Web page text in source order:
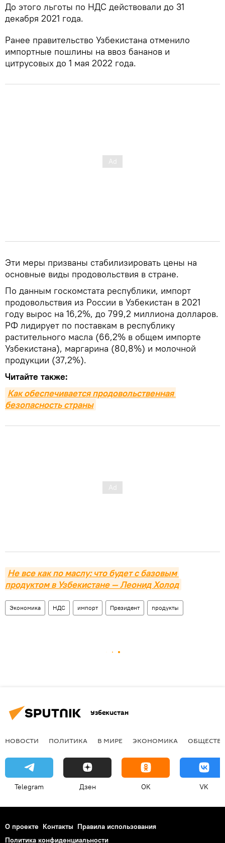
До этого льготы по НДС действовали до 31
декабря 2021 года.
Ранее правительство Узбекистана отменило
импортные пошлины на ввоз бананов и
цитрусовых до 1 мая 2022 года.
Эти меры призваны стабилизировать цены на
основные виды продовольствия в стране.
По данным госкомстата республики, импорт
продовольствия из России в Узбекистан в 2021
году вырос на 16,2%, до 799,2 миллиона долларов.
РФ лидирует по поставкам в республику
растительного масла (66,2% в общем импорте
Узбекистана), маргарина (80,8%) и молочной
продукции (37,2%).
Читайте также:
Как обеспечивается продовольственная
безопасность страны
Не все как по маслу: что будет с базовым
продуктом в Узбекистане — Леонид Холод
Экономика НДС импорт Президент продукты
Узбекистан
НОВОСТИ ПОЛИТИКА В МИРЕ ЭКОНОМИКА
Telegram Дзен OK VK
О проекте Контакты Правила использования
Политика конфиденциальности